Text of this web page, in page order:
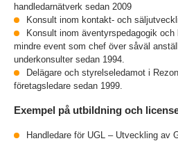
handledarnätverk sedan 2009
Konsult inom kontakt- och
Konsult inom äventyrspedagogik
mindre event som chef över såväl
underkonsulter sedan 1994.
Delägare och styrelseledamot i
företagsledare sedan 1999.
Exempel på utbildning och
Handledare för UGL – Utveckling av